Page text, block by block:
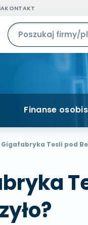
KONTAKT
Finanse
Gigafabryka Tesli pod